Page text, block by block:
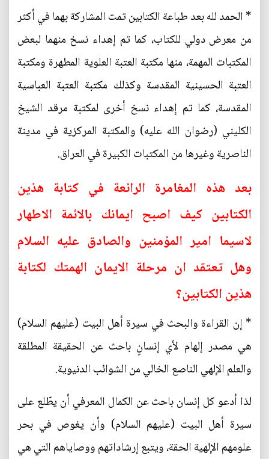
* الحمد لله بعد طباعة الكتابين تمت المشاركة بهما في أكثر
من معرض دولي للكتاب، كما تم إهداء نسخ منهما لبعض
المكتبات المهمة، منها مكتبة العتبة العلوية المطهرة ومكتبة
العتبة الحسينية المقدسة وكذلك مكتبة العتبة العباسية
المقدسة، كما تم إهداء نسخ أخرى لمكتبة مرقد الشيخ
الكليني (رضوان الله عليه) والمكتبة المركزية في مدينة
الناصرية وغيرها من المكتبات الكبيرة في العراق.
بعد هذه المغامرة الرائعة في كتابة هذين
الكتابين كيف اصبح ايمانك بالائمة الاطهار
لاسيما امير المؤمنين والصادق عليه السلام
وهل تعتقد ان مرحلة الايمان الهمتك لكتابة
هذين الكتابين؟
* إن القراءة والبحث في سيرة أهل البيت (عليهم السلام)
هي مصدر إلهام لأي إنسانٍ باحث عن الحقيقة المطلقة
والعلم الإلهي الناصع الخالي من الشوائب الدنيوية.
لذا أدعو كل إنسان باحث عن الكمال المعرفي أن يطّلع على
سيرة أهل البيت (عليهم السلام) وأن يغوص في بحر
علومهم الإلهية الحقة، ويتبع إرشاداتهم ووصاياهم التي هي